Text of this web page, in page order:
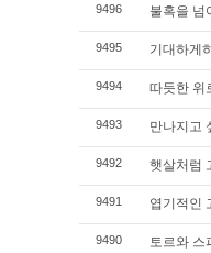
9496 불혹을 넘
9495 기대하게
9494 따듯한 위
9493 만나지고
9492 햇살처럼
9491 엽기적인
9490 토르와 스